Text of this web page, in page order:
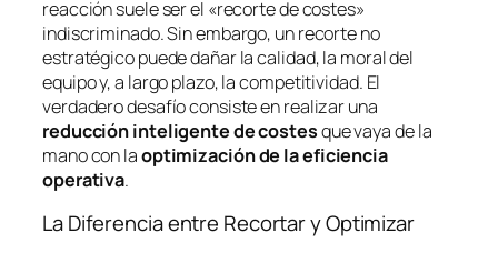
reacción suele ser el «recorte de costes»
indiscriminado. Sin embargo, un recorte no
estratégico puede dañar la calidad, la moral del
equipo y, a largo plazo, la competitividad. El
verdadero desafío consiste en realizar una
reducción inteligente de costesque vaya de la
mano con laoptimización de la eficiencia
operativa.
La Diferencia entre Recortar y Optimizar